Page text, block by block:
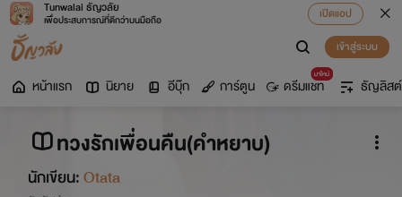
Tunwalai ธัญวลัย
เพื่อประสบการณ์ที่ดีกว่าบนมือถือ
เปิดแอป
เข้าสู่ระบบ
หน้าแรก นิยาย อีบุ๊ก การ์ตูน
มาใหม่
ดรีมแชท ธัญลิสต์
ทวงรักเพื่อนคืน(คำหยาบ)
นักเขียน:Otata